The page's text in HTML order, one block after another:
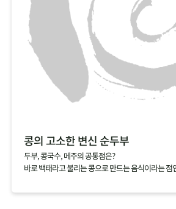
콩의 고소한 변신 순두부
두부, 콩국수, 메주의 공통점은?
바로 백태라고 불리는 콩으로 만드는 음식이라는 점